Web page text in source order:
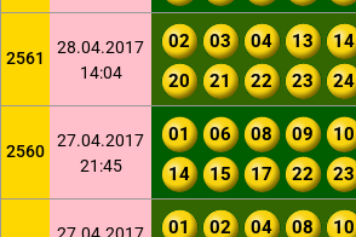
2561
28.04.2017
14:04
02 03 04 13 14
20
21 22 23 24
2560
27.04.2017
21:45
01 06 08 09 10
14
15 17 22 23
01 02 04 08 10